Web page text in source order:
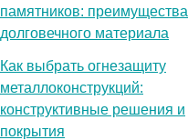
памятников: преимущества
долговечного материала
Как выбрать огнезащиту
металлоконструкций:
конструктивные решения и
покрытия